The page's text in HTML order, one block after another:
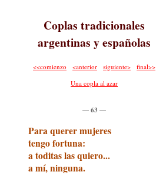
Coplas tradicionales
argentinas y españolas
<<comienzo <anterior siguiente>
final>>
Una copla al azar
— 63 —
Para querer mujeres
tengo fortuna:
a toditas las quiero...
a mí, ninguna.